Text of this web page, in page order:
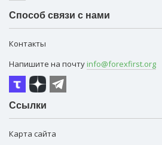
Способ связи с нами
Контакты
Напишите на почту info@forexfirst.org
Ссылки
Карта сайта